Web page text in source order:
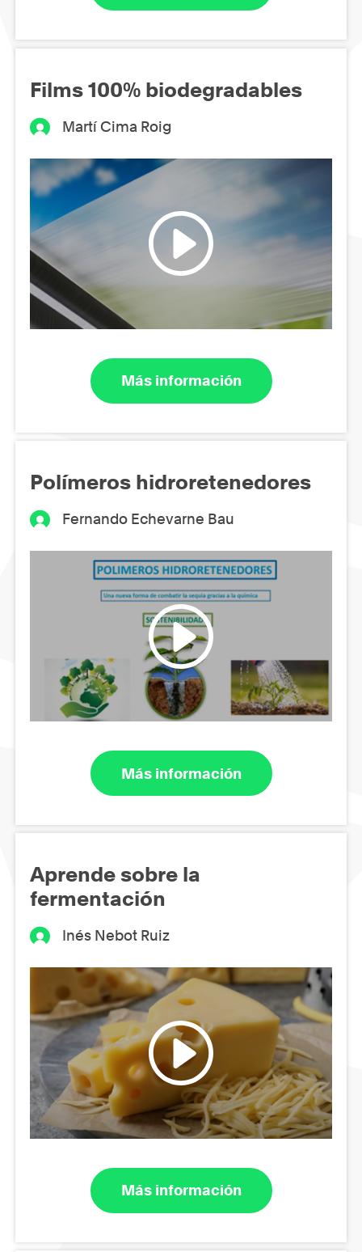
Films 100% biodegradables
Martí Cima Roig
Más información
Polímeros hidroretenedores
Fernando Echevarne Bau
Más información
Aprende sobre la
fermentación
Inés Nebot Ruiz
Más información